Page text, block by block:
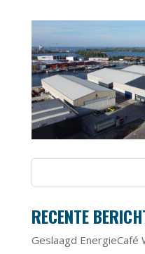
RECENTE
Geslaagd EnergieCafé